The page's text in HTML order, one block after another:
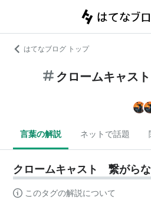
はてなブログ トップ
クロームキャス
言葉の解説 ネットで話題
クロームキャスト 繋がら
このタグの解説について